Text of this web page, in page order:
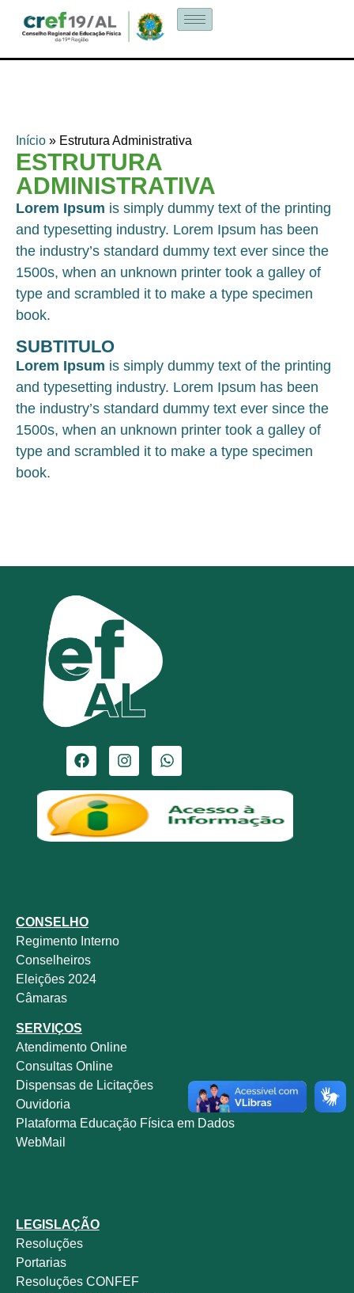
Início » Estrutura Administrativa
ESTRUTURA
ADMINISTRATIVA
Lorem Ipsum is simply dummy text of the printing
and typesetting industry. Lorem Ipsum has been
the industry’s standard dummy text ever since the
1500s, when an unknown printer took a galley of
type and scrambled it to make a type specimen
book.
SUBTITULO
Lorem Ipsum is simply dummy text of the printing
and typesetting industry. Lorem Ipsum has been
the industry’s standard dummy text ever since the
1500s, when an unknown printer took a galley of
type and scrambled it to make a type specimen
book.
CONSELHO
Regimento Interno
Conselheiros
Eleições 2024
Câmaras
SERVIÇOS
Atendimento Online
Consultas Online
Dispensas de Licitações
Ouvidoria
Plataforma Educação Física em Dados
WebMail
LEGISLAÇÃO
Resoluções
Portarias
Resoluções CONFEF